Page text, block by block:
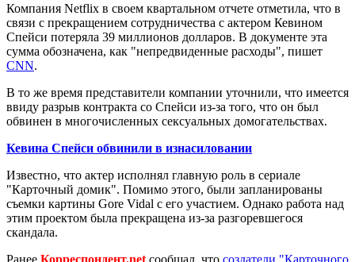
Компания Netflix в своем квартальном отчете отметила, что в
связи с прекращением сотрудничества с актером Кевином
Спейси потеряла 39 миллионов долларов. В документе эта
сумма обозначена, как "непредвиденные расходы", пишет
CNN.
В то же время представители компании уточнили, что имеется
ввиду разрыв контракта со Спейси из-за того, что он был
обвинен в многочисленных сексуальных домогательствах.
Кевина Спейси обвинили в изнасиловании
Известно, что актер исполнял главную роль в сериале
"Карточный домик". Помимо этого, были запланированы
съемки картины Gore Vidal с его участием. Однако работа над
этим проектом была прекращена из-за разгоревшегося
скандала.
Ранее Корреспондент.net сообщал, что создатели "Карточного